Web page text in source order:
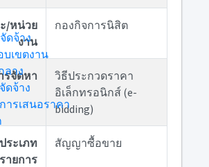
/หน่วย
งาน
กองกิจการนิสิต
รจัดหา
วิธีประกวดราคา
อิเล็กทรอนิกส์ (e-
bidding)
ประเภท
รายการ
สัญญาซื้อขาย
ดจ้าง
เขตงาน
ลาง
ดจ้าง
ารเสนอราคา